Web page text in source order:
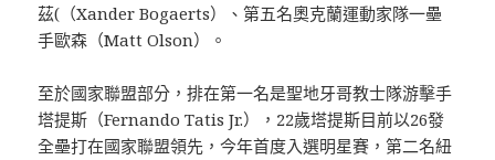
茲(（​Xander Bogaerts）、第五名奧克蘭運動家隊一壘
手歐森（Matt Olson）。
至於國家聯盟部分，排在第一名是聖地牙哥教士隊游擊手
塔提斯（Fernando Tatis Jr​.），22歲塔提斯目前以26發
全壘打在國家聯盟領先，今年首度入選明星賽，第二名紐